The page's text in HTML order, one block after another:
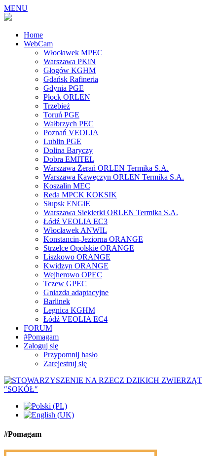
MENU
Home
WebCam
Włocławek MPEC
Warszawa PKiN
Głogów KGHM
Gdańsk Rafineria
Gdynia PGE
Płock ORLEN
Trzebież
Toruń PGE
Wałbrzych PEC
Poznań VEOLIA
Lublin PGE
Dolina Baryczy
Dobra EMITEL
Warszawa Żerań ORLEN Termika S.A.
Warszawa Kawęczyn ORLEN Termika S.A.
Koszalin MEC
Reda MPCK KOKSIK
Słupsk ENGiE
Warszawa Siekierki ORLEN Termika S.A.
Łódź VEOLIA EC3
Włocławek ANWIL
Konstancin-Jeziorna ORANGE
Strzelce Opolskie ORANGE
Liszkowo ORANGE
Kwidzyn ORANGE
Wejherowo OPEC
Tczew GPEC
Gniazda adaptacyjne
Barlinek
Legnica KGHM
Łódź VEOLIA EC4
FORUM
#Pomagam
Zaloguj się
Przypomnij hasło
Zarejestruj się
#Pomagam